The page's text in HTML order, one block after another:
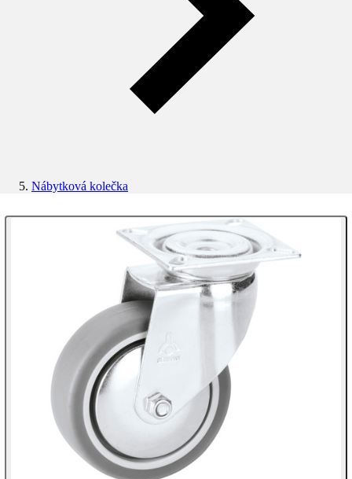
Nábytková kolečka